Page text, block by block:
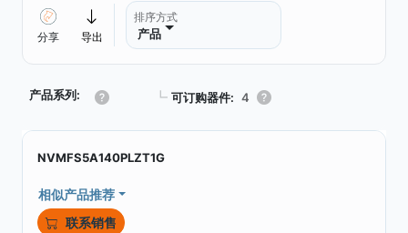
分享 导出
排序方式
产品
产品系列: ┗ 可订购器件: 4
NVMFS5A140PLZT1G
相似产品推荐
联系销售